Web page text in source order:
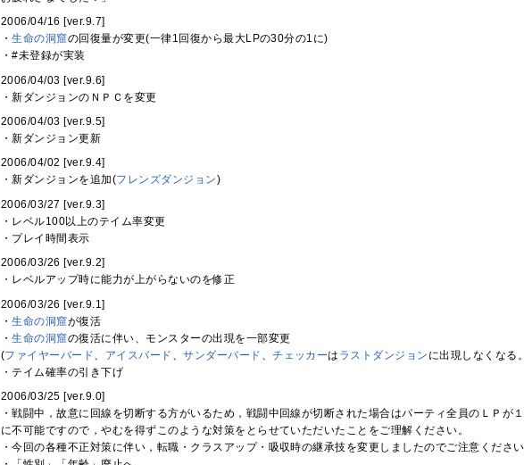
2006/04/16 [ver.9.7]
・生命の洞窟の回復量が変更(一律1回復から最大LPの30分の1に)
・#未登録が実装
2006/04/03 [ver.9.6]
・新ダンジョンのＮＰＣを変更
2006/04/03 [ver.9.5]
・新ダンジョン更新
2006/04/02 [ver.9.4]
・新ダンジョンを追加(フレンズダンジョン)
2006/03/27 [ver.9.3]
・レベル100以上のテイム率変更
・プレイ時間表示
2006/03/26 [ver.9.2]
・レベルアップ時に能力が上がらないのを修正
2006/03/26 [ver.9.1]
・生命の洞窟が復活
・生命の洞窟の復活に伴い、モンスターの出現を一部変更
(ファイヤーバード アイスバード 、サンダーバード 、チェッカーは ラストダンジョン に出現しなくなる。
・テイム確率の引き下げ
2006/03/25 [ver.9.0]
・戦闘中，故意に回線を切断する方がいるため，戦闘中回線が切断された場合はパーティ全員のＬＰ
に不可能ですので，やむを得ずこのような対策をとらせていただいたことをご理解ください。
・今回の各種不正対策に伴い，転職・クラスアップ・吸収時の継承技を変更しましたのでご注意ください